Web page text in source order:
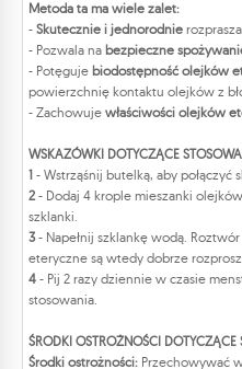
Metoda ta ma wiele zalet:
- Skutecznie i jednorodnie
- Pozwala na bezpieczne
- Potęguje biodostępność olejków
powierzchnię kontaktu olejków z
- Zachowuje właściwości olejków
WSKAZÓWKI DOTYCZĄCE
1 - Wstrząśnij butelką, aby połączyć
2 - Dodaj 4 krople mieszanki
szklanki.
3- Napełnij szklankę wodą.
eteryczne są wtedy dobrze
4 - Pij 2 razy dziennie w czasie
stosowania.
ŚRODKI OSTROŻNOŚCI
Środki ostrożności: Przechowywać